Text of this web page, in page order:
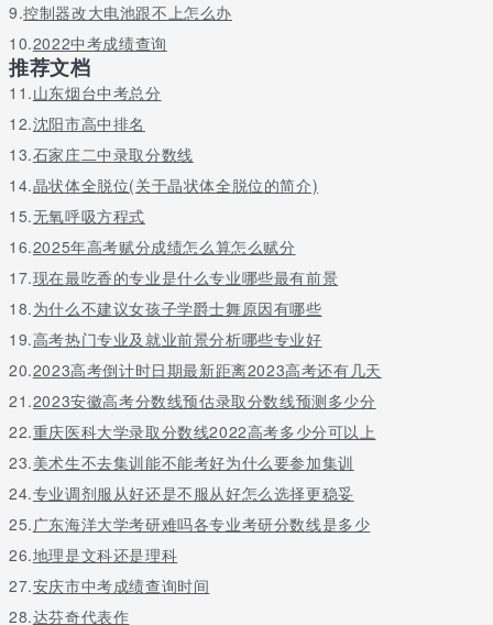
9.控制器改大电池跟不上怎么办
10.2022中考成绩查询
推荐文档
11.山东烟台中考总分
12.沈阳市高中排名
13.石家庄二中录取分数线
14.晶状体全脱位(关于晶状体全脱位的简介)
15.无氧呼吸方程式
16.2025年高考赋分成绩怎么算怎么赋分
17.现在最吃香的专业是什么专业哪些最有前景
18.为什么不建议女孩子学爵士舞原因有哪些
19.高考热门专业及就业前景分析哪些专业好
20.2023高考倒计时日期最新距离2023高考还有几天
21.2023安徽高考分数线预估录取分数线预测多少分
22.重庆医科大学录取分数线2022高考多少分可以上
23.美术生不去集训能不能考好为什么要参加集训
24.专业调剂服从好还是不服从好怎么选择更稳妥
25.广东海洋大学考研难吗各专业考研分数线是多少
26.地理是文科还是理科
27.安庆市中考成绩查询时间
28.达芬奇代表作